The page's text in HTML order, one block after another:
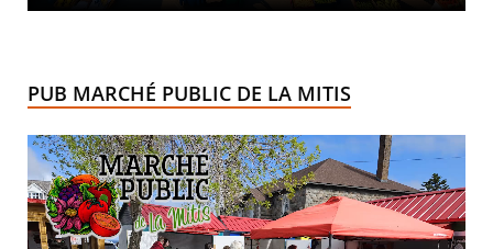
PUB MARCHÉ PUBLIC DE LA MITIS